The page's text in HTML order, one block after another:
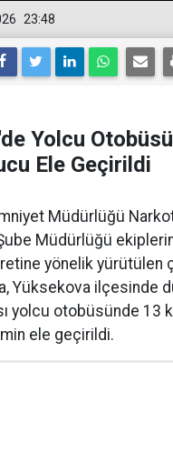
23:48
Yolcu
Ele Geçirildi
Müdürlüğü
Müdürlüğü
yönelik yürütülen
Yüksekova ilçesinde
yolcu otobüsünde 13
ele geçirildi.